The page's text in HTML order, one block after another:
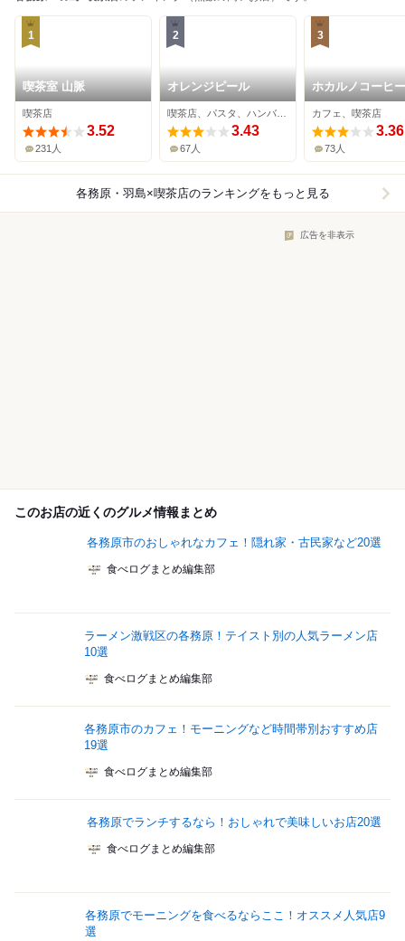
1
喫茶室 山脈
喫茶店
3.52
231人
2
オレンジピール
3.43
67人
3
ホカルノコーヒー
カフェ、喫茶店
3.36
73人
各務原・羽島×喫茶店のランキングをもっと見る
広告を非表示
このお店の近くのグルメ情報まとめ
各務原市のおしゃれなカフェ！隠れ家・古民家など20選
食べログまとめ編集部
ラーメン激戦区の各務原！テイスト別の人気ラーメン店
10選
食べログまとめ編集部
各務原市のカフェ！モーニングなど時間帯別おすすめ店
19選
食べログまとめ編集部
各務原でランチするなら！おしゃれで美味しいお店20選
食べログまとめ編集部
各務原でモーニングを食べるならここ！オススメ人気店9
選